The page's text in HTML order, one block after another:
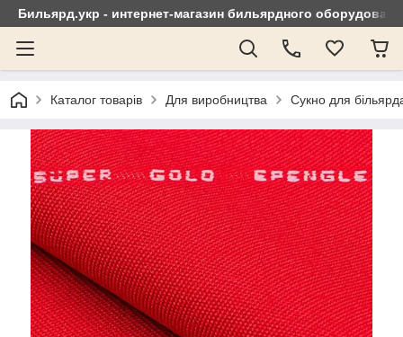
Бильярд.укр - интернет-магазин бильярдного
Каталог товарів Для виробництва Сукно для